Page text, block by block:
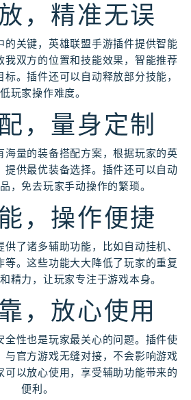
，精准无误
的关键，英雄联盟手游插件提供智能
我双方的位置和技能效果，智能推荐
。插件还可以自动释放部分技能，
玩家操作难度。
，量身定制
海量的装备搭配方案，根据玩家的英
提供最优装备选择。插件还可以自动
，免去玩家手动操作的繁琐。
，操作便捷
了诸多辅助功能，比如自动挂机、
等。这些功能大大降低了玩家的重复
精力，让玩家专注于游戏本身。
，放心使用
全性也是玩家最关心的问题。插件使
与官方游戏无缝对接，不会影响游戏
可以放心使用，享受辅助功能带来的
便利。